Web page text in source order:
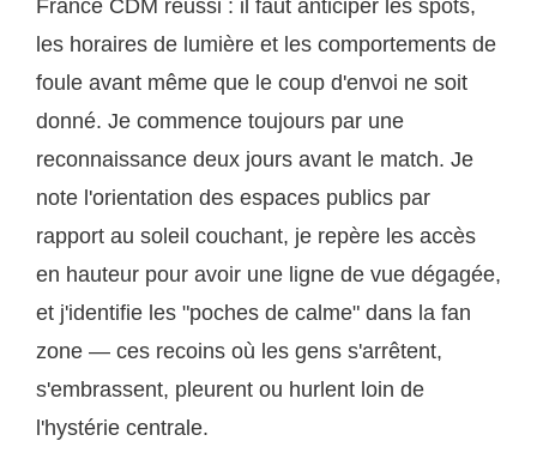
France CDM réussi : il faut anticiper les spots,
les horaires de lumière et les comportements de
foule avant même que le coup d'envoi ne soit
donné. Je commence toujours par une
reconnaissance deux jours avant le match. Je
note l'orientation des espaces publics par
rapport au soleil couchant, je repère les accès
en hauteur pour avoir une ligne de vue dégagée,
et j'identifie les "poches de calme" dans la fan
zone — ces recoins où les gens s'arrêtent,
s'embrassent, pleurent ou hurlent loin de
l'hystérie centrale.